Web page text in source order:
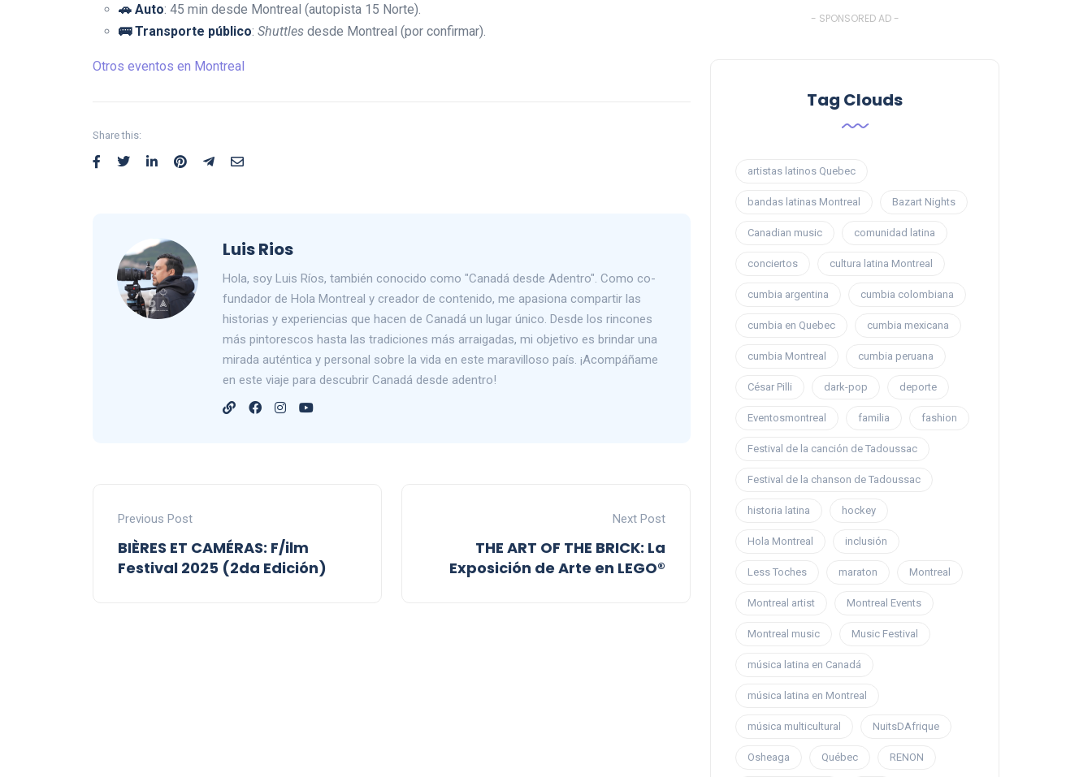
🚗 Auto: 45 min desde Montreal (autopista 15 Norte).
🚌 Transporte público: Shuttles desde Montreal (por confirmar).
Otros eventos en Montreal
Share this:
Luis Rios
Hola, soy Luis Ríos, también conocido como "Canadá desde Adentro". Como co-
fundador de Hola Montreal y creador de contenido, me apasiona compartir las
historias y experiencias que hacen de Canadá un lugar único. Desde los rincones
más pintorescos hasta las tradiciones más arraigadas, mi objetivo es brindar una
mirada auténtica y personal sobre la vida en este maravilloso país. ¡Acompáñame
en este viaje para descubrir Canadá desde adentro!
Previous Post
BIÈRES ET CAMÉRAS: F/ilm
Festival 2025 (2da Edición)
Next Post
THE ART OF THE BRICK: La
Exposición de Arte en LEGO®
- SPONSORED AD -
Tag Clouds
artistas latinos Quebec
bandas latinas Montreal Bazart Nights
Canadian music comunidad latina
conciertos cultura latina Montreal
cumbia argentina cumbia colombiana
cumbia en Quebec cumbia mexicana
cumbia Montreal cumbia peruana
César Pilli dark-pop deporte
Eventosmontreal familia fashion
Festival de la canción de Tadoussac
Festival de la chanson de Tadoussac
historia latina hockey
Hola Montreal inclusión
Less Toches maraton Montreal
Montreal artist Montreal Events
Montreal music Music Festival
música latina en Canadá
música latina en Montreal
música multicultural NuitsDAfrique
Osheaga Québec RENON